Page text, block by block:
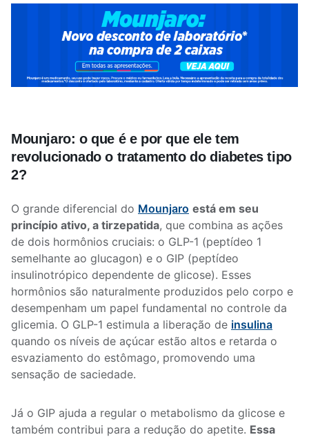
Mounjaro: o que é e por que ele tem
revolucionado o tratamento do diabetes tipo
2?
O grande diferencial do Mounjaro está em seu
princípio ativo, a tirzepatida, que combina as ações
de dois hormônios cruciais: o GLP-1 (peptídeo 1
semelhante ao glucagon) e o GIP (peptídeo
insulinotrópico dependente de glicose). Esses
hormônios são naturalmente produzidos pelo corpo e
desempenham um papel fundamental no controle da
glicemia. O GLP-1 estimula a liberação de insulina
quando os níveis de açúcar estão altos e retarda o
esvaziamento do estômago, promovendo uma
sensação de saciedade.
Já o GIP ajuda a regular o metabolismo da glicose e
também contribui para a redução do apetite. Essa